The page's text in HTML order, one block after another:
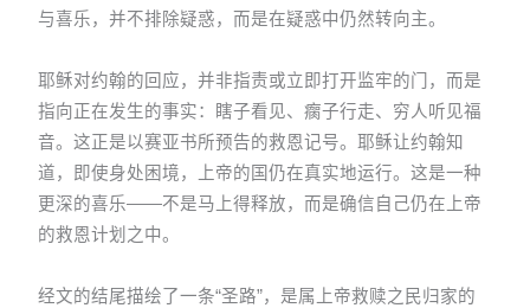
与喜乐，并不排除疑惑，而是在疑惑中仍然转向主。
耶稣对约翰的回应，并非指责或立即打开监牢的门，而是
指向正在发生的事实：瞎子看见、瘸子行走、穷人听见福
音。这正是以赛亚书所预告的救恩记号。耶稣让约翰知
道，即使身处困境，上帝的国仍在真实地运行。这是一种
更深的喜乐——不是马上得释放，而是确信自己仍在上帝
的救恩计划之中。
经文的结尾描绘了一条“圣路”，是属上帝救赎之民归家的